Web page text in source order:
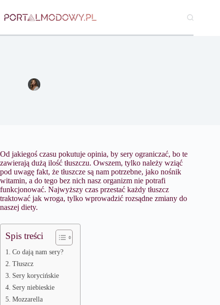
do
treści
Od jakiegoś czasu pokutuje opinia, by sery ograniczać, bo te
zawierają dużą ilość tłuszczu. Owszem, tylko należy wziąć
pod uwagę fakt, że tłuszcze są nam potrzebne, jako nośnik
witamin, a do tego bez nich nasz organizm nie potrafi
funkcjonować. Najwyższy czas przestać każdy tłuszcz
traktować jak wroga, tylko wprowadzić rozsądne zmiany do
naszej diety.
Spis treści
Co dają nam sery?
Tłuszcz
Sery korycińskie
Sery niebieskie
Mozzarella